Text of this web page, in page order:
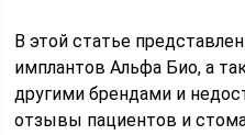
В этой статье
имплантов Альфа Био, а
другими брендами и
отзывы пациентов и